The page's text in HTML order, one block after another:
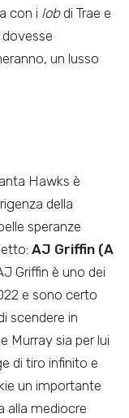
con i lobdi Trae e
un lusso
Hawks è
della
speranze
AJ Griffin (A
Griffin è uno dei
e sono certo
scendere in
Murray sia per lui
di tiro infinito e
un importante
alla mediocre